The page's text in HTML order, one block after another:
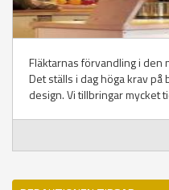
Fläktarnas förvandling i
Det ställs i dag höga krav
design. Vi tillbringar mycket